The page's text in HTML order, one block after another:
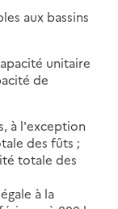
aux bassins
unitaire
de
à l'exception
des fûts ;
totale des
à la